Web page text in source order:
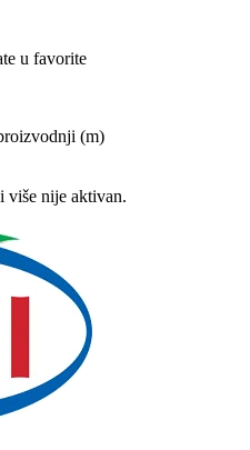
u favorite
(m)
više nije aktivan.